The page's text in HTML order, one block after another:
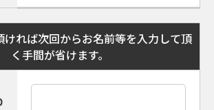
ければ次回からお名前等を入力して頂
く手間が省けます。